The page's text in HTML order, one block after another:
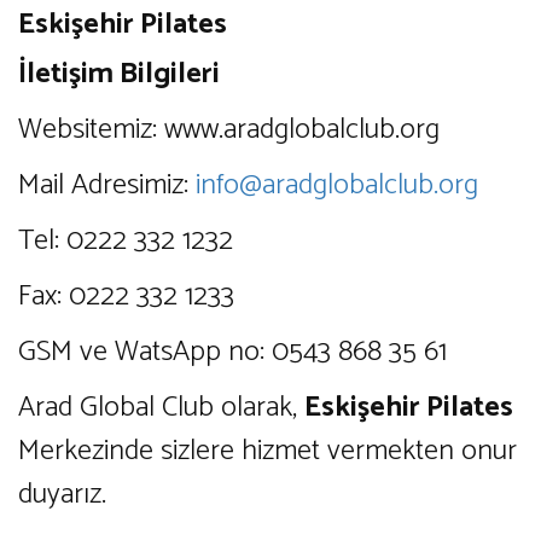
Eskişehir Pilates
İletişim Bilgileri
Websitemiz: www.aradglobalclub.org
Mail Adresimiz: info@aradglobalclub.org
Tel: 0222 332 1232
Fax: 0222 332 1233
GSM ve WatsApp no: 0543 868 35 61
Arad Global Club olarak, Eskişehir Pilates
Merkezinde sizlere hizmet vermekten onur
duyarız.